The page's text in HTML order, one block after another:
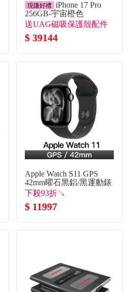
現賺好禮
iPhone 17 Pro
256GB-宇宙橙色
送UAG磁吸保護殼配件
組！
$ 39144
Apple Watch S11 GPS
42mm曜石黑鋁/黑運動錶
帶-S/M
下殺93折↘
$ 11997